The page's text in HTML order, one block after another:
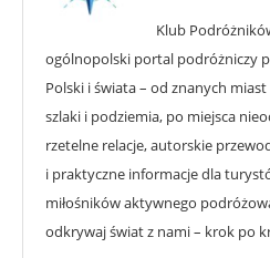
Klub
ogólnopolski portal podróżniczy
Polski i świata – od znanych
szlaki i podziemia, po miejsca
rzetelne relacje, autorskie
i praktyczne informacje dla
miłośników aktywnego
odkrywaj świat z nami – krok po